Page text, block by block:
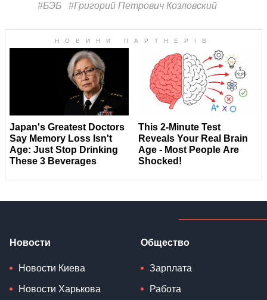
#БЭБ
#Григорий Петрович Козловский
Новости
Новости Киева
Новости Харькова
Общество
Зарплата
Работа